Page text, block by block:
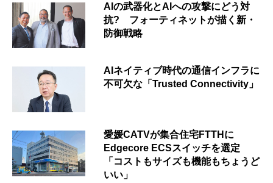
AIの武器化とAIへの攻撃にどう対
抗? フォーティネットが描く新・
防御戦略
AIネイティブ時代の通信インフラに
不可欠な「Trusted Connectivity」
愛媛CATVが集合住宅FTTHに
Edgecore ECSスイッチを選定
「コストもサイズも機能もちょうど
いい」